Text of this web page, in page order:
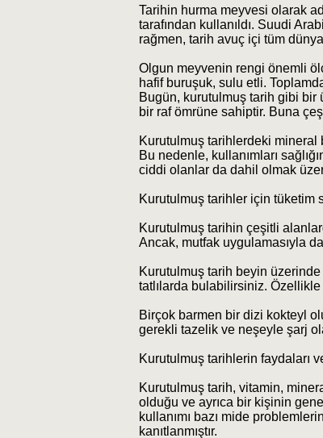
Tarihin hurma meyvesi olarak
tarafından kullanıldı. Suudi
rağmen, tarih avuç içi tüm
Olgun meyvenin rengi önemli
hafif buruşuk, sulu etli.
Bugün, kurutulmuş tarih gibi bir
bir raf ömrüne sahiptir. Buna
Kurutulmuş tarihlerdeki mineral
Bu nedenle, kullanımları
ciddi olanlar da dahil olmak
Kurutulmuş tarihler için tüketim
Kurutulmuş tarihin çeşitli
Ancak, mutfak uygulamasıyla
Kurutulmuş tarih beyin
tatlılarda bulabilirsiniz.
Birçok barmen bir dizi kokteyl
gerekli tazelik ve neşeyle şarj
Kurutulmuş tarihlerin faydaları
Kurutulmuş tarih, vitamin,
olduğu ve ayrıca bir kişinin genel
kullanımı bazı mide
kanıtlanmıştır.